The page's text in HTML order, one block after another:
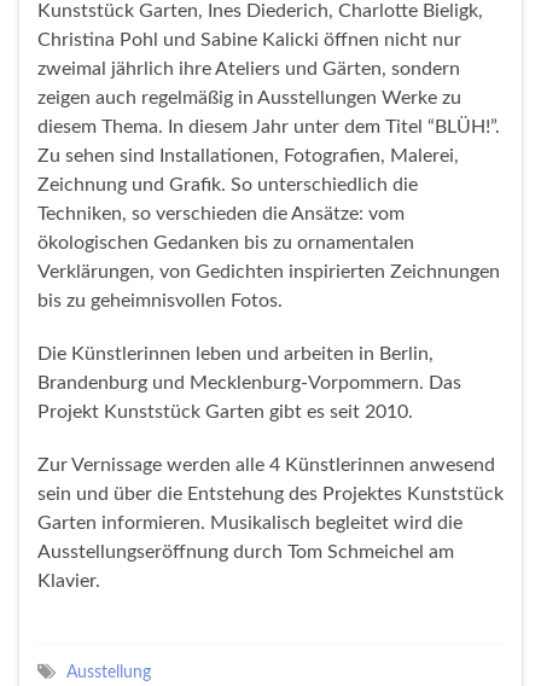
Kunststück Garten, Ines Diederich, Charlotte Bieligk,
Christina Pohl und Sabine Kalicki öffnen nicht nur
zweimal jährlich ihre Ateliers und Gärten, sondern
zeigen auch regelmäßig in Ausstellungen Werke zu
diesem Thema. In diesem Jahr unter dem Titel “BLÜH!”.
Zu sehen sind Installationen, Fotografien, Malerei,
Zeichnung und Grafik. So unterschiedlich die
Techniken, so verschieden die Ansätze: vom
ökologischen Gedanken bis zu ornamentalen
Verklärungen, von Gedichten inspirierten Zeichnungen
bis zu geheimnisvollen Fotos.
Die Künstlerinnen leben und arbeiten in Berlin,
Brandenburg und Mecklenburg-Vorpommern. Das
Projekt Kunststück Garten gibt es seit 2010.
Zur Vernissage werden alle 4 Künstlerinnen anwesend
sein und über die Entstehung des Projektes Kunststück
Garten informieren. Musikalisch begleitet wird die
Ausstellungseröffnung durch Tom Schmeichel am
Klavier.
Ausstellung